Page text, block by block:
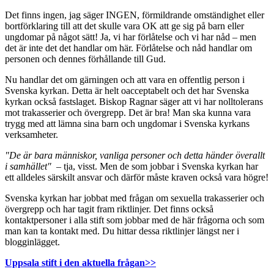
Det finns ingen, jag säger INGEN, förmildrande omständighet eller
bortförklaring till att det skulle vara OK att ge sig på barn eller
ungdomar på något sätt! Ja, vi har förlåtelse och vi har nåd – men
det är inte det det handlar om här. Förlåtelse och nåd handlar om
personen och dennes förhållande till Gud.
Nu handlar det om gärningen och att vara en offentlig person i
Svenska kyrkan. Detta är helt oacceptabelt och det har Svenska
kyrkan också fastslaget. Biskop Ragnar säger att vi har nolltolerans
mot trakasserier och övergrepp. Det är bra! Man ska kunna vara
trygg med att lämna sina barn och ungdomar i Svenska kyrkans
verksamheter.
"De är bara människor, vanliga personer och detta händer överallt
i samhället" – tja, visst. Men de som jobbar i Svenska kyrkan har
ett alldeles särskilt ansvar och därför måste kraven också vara högre!
Svenska kyrkan har jobbat med frågan om sexuella trakasserier och
övergrepp och har tagit fram riktlinjer. Det finns också
kontaktpersoner i alla stift som jobbar med de här frågorna och som
man kan ta kontakt med. Du hittar dessa riktlinjer längst ner i
blogginlägget.
Uppsala stift i den aktuella frågan>>